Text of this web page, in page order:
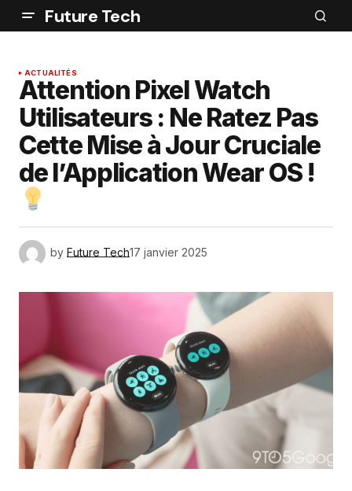
Future Tech
ACTUALITÉS
Attention Pixel Watch
Utilisateurs : Ne Ratez Pas
Cette Mise à Jour Cruciale
de l’Application Wear OS !
by Future Tech17 janvier 2025